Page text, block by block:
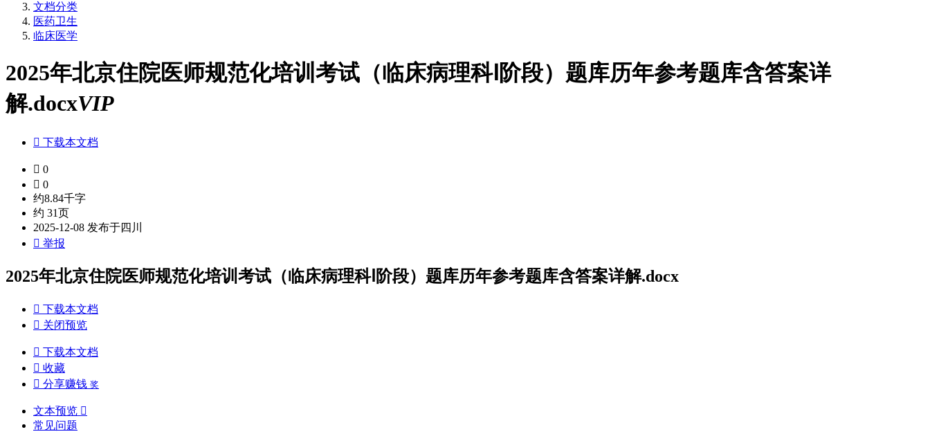
文档分类
医药卫生
临床医学
2025年北京住院医师规范化培训考试（临床病理科Ⅰ阶段）题库历年参考题库含答案详
解.docxVIP
 下载本文档
 0
 0
约8.84千字
约 31页
2025-12-08 发布于四川
 举报
2025年北京住院医师规范化培训考试（临床病理科Ⅰ阶段）题库历年参考题库含答案详解.docx
 下载本文档
 关闭预览
 下载本文档
 收藏
 分享赚钱 奖
文本预览 
常见问题